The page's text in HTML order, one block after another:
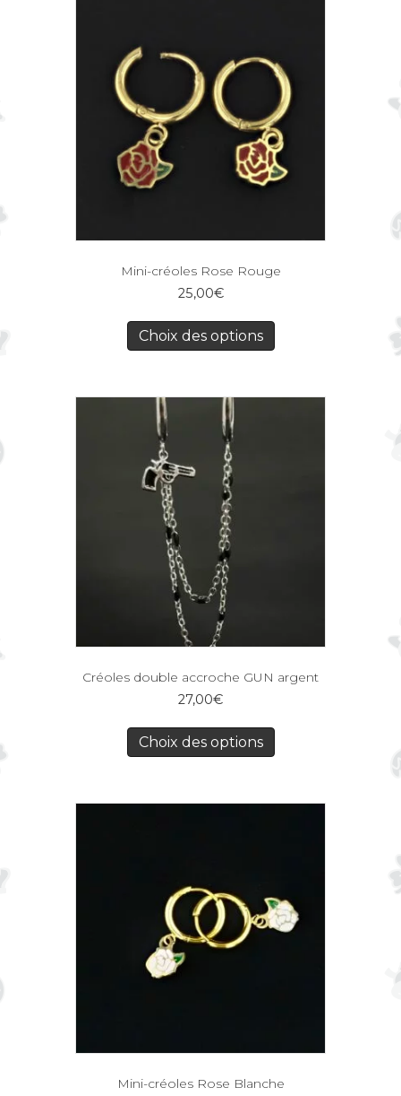
Mini-créoles Rose Rouge
25,00€
Choix des options
Créoles double accroche GUN argent
27,00€
Choix des options
Mini-créoles Rose Blanche